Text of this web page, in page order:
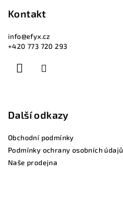
Kontakt
info@efyx.cz
+420 773 720 293
Další odkazy
Obchodní podmínky
Podmínky ochrany osobních údajů
Naše prodejna